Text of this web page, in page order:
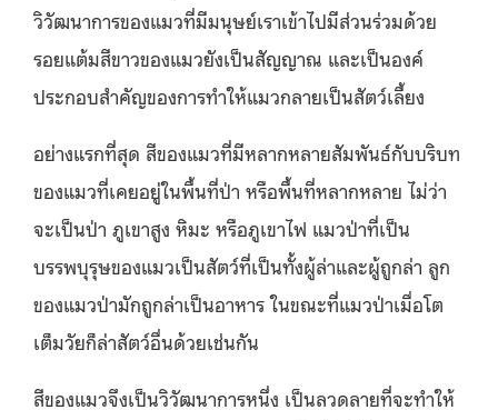
วิวัฒนาการของแมวที่มีมนุษย์เราเข้าไปมีส่วนร่วมด้วย
รอยแต้มสีขาวของแมวยังเป็นสัญญาณ และเป็นองค์
ประกอบสำคัญของการทำให้แมวกลายเป็นสัตว์เลี้ยง
อย่างแรกที่สุด สีของแมวที่มีหลากหลายสัมพันธ์กับบริบท
ของแมวที่เคยอยู่ในพื้นที่ป่า หรือพื้นที่หลากหลาย ไม่ว่า
จะเป็นป่า ภูเขาสูง หิมะ หรือภูเขาไฟ แมวป่าที่เป็น
บรรพบุรุษของแมวเป็นสัตว์ที่เป็นทั้งผู้ล่าและผู้ถูกล่า ลูก
ของแมวป่ามักถูกล่าเป็นอาหาร ในขณะที่แมวป่าเมื่อโต
เต็มวัยก็ล่าสัตว์อื่นด้วยเช่นกัน
สีของแมวจึงเป็นวิวัฒนาการหนึ่ง เป็นลวดลายที่จะทำให้